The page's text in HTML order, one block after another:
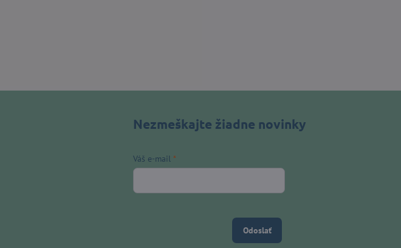
Nezmeškajte žiadne novinky
Váš e-mail*
Odoslať